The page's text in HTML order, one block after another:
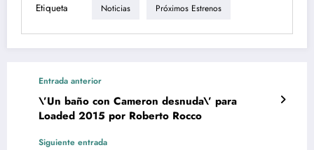
Etiqueta Noticias Próximos Estrenos
Entrada anterior
\’Un baño con Cameron desnuda\’ para
Loaded 2015 por Roberto Rocco
Siguiente entrada